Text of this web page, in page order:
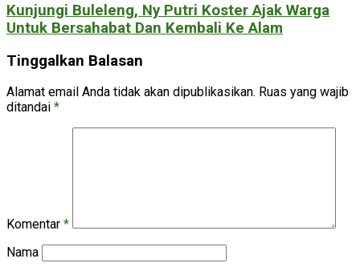
Kunjungi Buleleng, Ny Putri Koster Ajak Warga
Untuk Bersahabat Dan Kembali Ke Alam
Tinggalkan Balasan
Alamat email Anda tidak akan dipublikasikan. Ruas yang wajib
ditandai *
Komentar *
Nama